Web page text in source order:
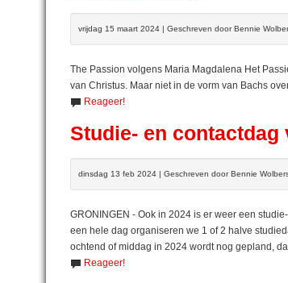
vrijdag 15 maart 2024 | Geschreven door Bennie
The Passion volgens Maria Magdalena Het
van Christus. Maar niet in de vorm van Bachs
Reageer!
Studie- en contactdag
dinsdag 13 feb 2024 | Geschreven door Bennie
GRONINGEN - Ook in 2024 is er weer een
een hele dag organiseren we 1 of 2 halve
ochtend of middag in 2024 wordt nog gepland,
Reageer!